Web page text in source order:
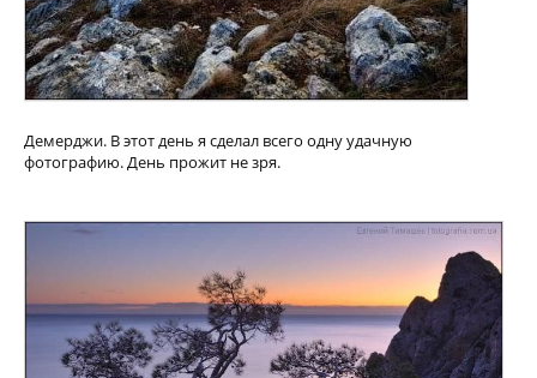
Демерджи. В этот день я сделал всего одну удачную
фотографию. День прожит не зря.